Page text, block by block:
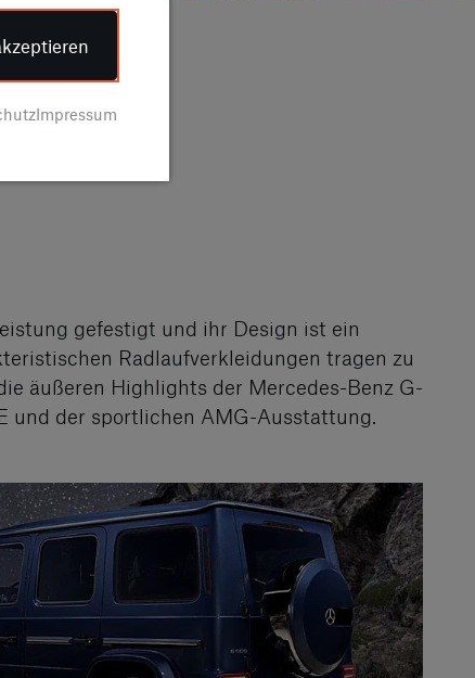
gefestigt und ihr Design ist ein
Radlaufverkleidungen tragen zu
äußeren Highlights der Mercedes-Benz G-
und der sportlichen AMG-Ausstattung.
Impressum